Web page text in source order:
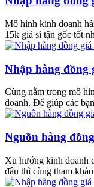
Mô hình kinh doanh
15k giá sỉ tận gốc tốt
Nhập hàng đồng
Cùng nằm trong mô
doanh. Để giúp các
Nguồn hàng
Xu hướng kinh doanh
đâu thì cùng tham